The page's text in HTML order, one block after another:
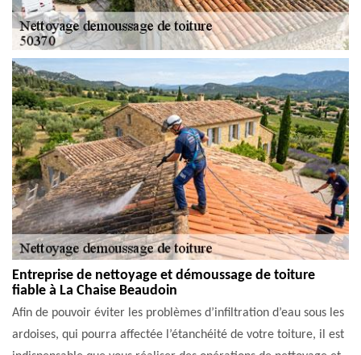
Entreprise de nettoyage et démoussage de toiture
fiable à La Chaise Beaudoin
Afin de pouvoir éviter les problèmes d’infiltration d’eau sous les
ardoises, qui pourra affectée l’étanchéité de votre toiture, il est